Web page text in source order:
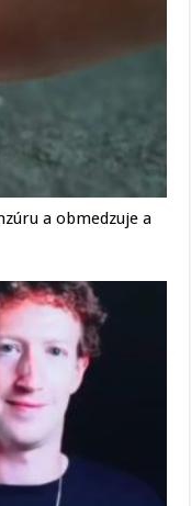
a obmedzuje a